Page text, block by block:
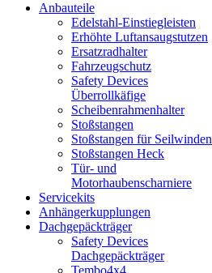
Anbauteile
Edelstahl-Einstiegleisten
Erhöhte Luftansaugstutzen
Ersatzradhalter
Fahrzeugschutz
Safety Devices
Überrollkäfige
Scheibenrahmenhalter
Stoßstangen
Stoßstangen für Seilwinden
Stoßstangen Heck
Tür- und
Motorhaubenscharniere
Servicekits
Anhängerkupplungen
Dachgepäckträger
Safety Devices
Dachgepäckträger
Tembo4x4